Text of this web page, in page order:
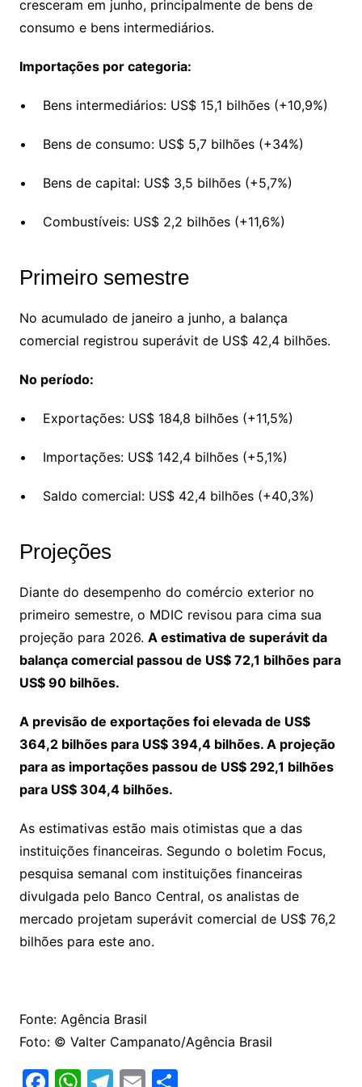
cresceram em junho, principalmente de bens de
consumo e bens intermediários.
Importações por categoria:
• Bens intermediários: US$ 15,1 bilhões (+10,9%)
• Bens de consumo: US$ 5,7 bilhões (+34%)
• Bens de capital: US$ 3,5 bilhões (+5,7%)
• Combustíveis: US$ 2,2 bilhões (+11,6%)
Primeiro semestre
No acumulado de janeiro a junho, a balança
comercial registrou superávit de US$ 42,4 bilhões.
No período:
• Exportações: US$ 184,8 bilhões (+11,5%)
• Importações: US$ 142,4 bilhões (+5,1%)
• Saldo comercial: US$ 42,4 bilhões (+40,3%)
Projeções
Diante do desempenho do comércio exterior no
primeiro semestre, o MDIC revisou para cima sua
projeção para 2026. A estimativa de superávit da
balança comercial passou de US$ 72,1 bilhões para
US$ 90 bilhões.
A previsão de exportações foi elevada de US$
364,2 bilhões para US$ 394,4 bilhões. A projeção
para as importações passou de US$ 292,1 bilhões
para US$ 304,4 bilhões.
As estimativas estão mais otimistas que a das
instituições financeiras. Segundo o boletim Focus,
pesquisa semanal com instituições financeiras
divulgada pelo Banco Central, os analistas de
mercado projetam superávit comercial de US$ 76,2
bilhões para este ano.
Fonte: Agência Brasil
Foto: © Valter Campanato/Agência Brasil